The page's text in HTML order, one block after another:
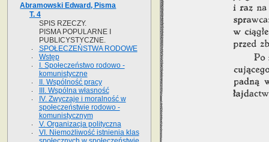
Abramowski Edward, Pisma
T. 4
SPIS RZECZY.
PISMA POPULARNE I
PUBLICYSTYCZNE.
SPOŁECZEŃSTWA RODOWE
Wstęp
I. Społeczeństwo rodowo -
komunistyczne
II. Wspólność pracy
III. Wspólna własność
IV. Zwyczaje i moralność w
społeczeństwie rodowo -
komunistycznym
V. Organizacja polityczna
VI. Niemożliwość istnienia klas